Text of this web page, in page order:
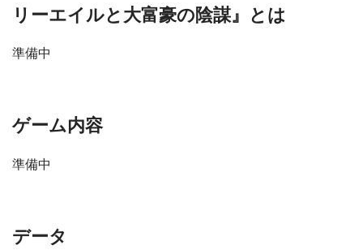
リーエイルと大富豪の陰謀』とは
準備中
ゲーム内容
準備中
データ